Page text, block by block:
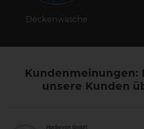
Deckenwäsche
Kundenmeinungen:
unsere Kunden